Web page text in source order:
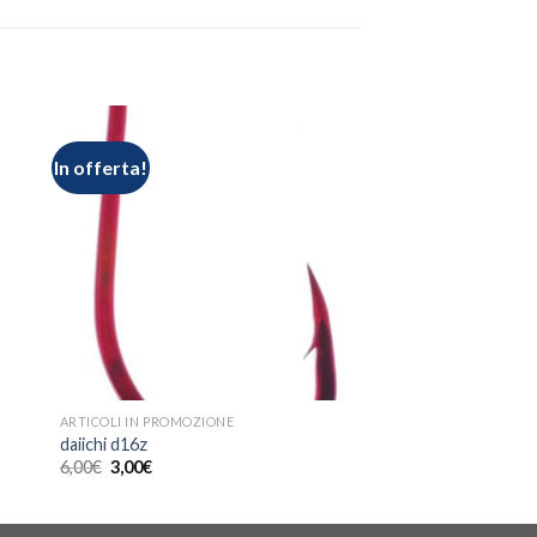
In offerta!
ARTICOLI IN PROMOZIONE
daiichi d16z
6,00€ 3,00€